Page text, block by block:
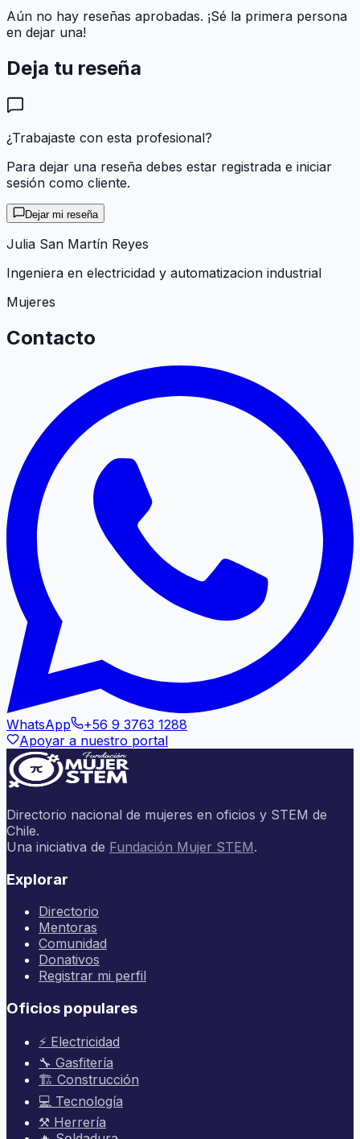
Aún no hay reseñas aprobadas. ¡Sé la primera persona
en dejar una!
Deja tu reseña
¿Trabajaste con esta profesional?
Para dejar una reseña debes estar registrada e iniciar
sesión como cliente.
Dejar mi reseña
Julia San Martín Reyes
Ingeniera en electricidad y automatizacion industrial
Mujeres
Contacto
WhatsApp
+56 9 3763 1288
Apoyar a nuestro portal
Directorio nacional de mujeres en oficios y STEM de
Chile.
Una iniciativa de Fundación Mujer STEM.
Explorar
Directorio
Mentoras
Comunidad
Donativos
Registrar mi perfil
Oficios populares
⚡ Electricidad
🔧 Gasfitería
🏗️ Construcción
💻 Tecnología
⚒️ Herrería